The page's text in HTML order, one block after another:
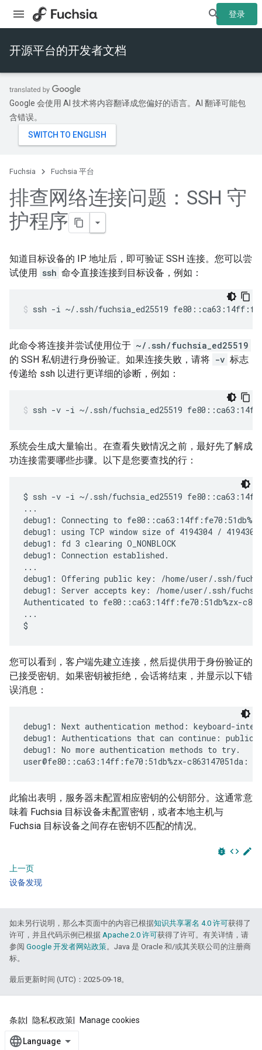
登录
开源平台的开发者文档
Google 会使用 AI 技术将内容翻译成您偏好的语言。AI 翻译可能包
含错误。
Fuchsia Fuchsia 平台
排查网络连接问题：SSH 守
护程序
知道目标设备的 IP 地址后，即可验证 SSH 连接。您可以尝
试使用 ssh 命令直接连接到目标设备，例如：
ssh -i ~/.ssh/fuchsia_ed25519
此命令将连接并尝试使用位于 ~/.ssh/fuchsia_ed25519
的 SSH 私钥进行身份验证。如果连接失败，请将 -v 标志
传递给 ssh 以进行更详细的诊断，例如：
ssh -v -i ~/.ssh/fuchsia_ed25519
系统会生成大量输出。在查看失败情况之前，最好先了解成
功连接需要哪些步骤。以下是您要查找的行：
$ ssh -v -i ~/.ssh/fuchsia_ed25519
...
debug1: Connecting to
debug1: using TCP window size of 4194304 / 4194304
debug1: fd 3 clearing O_NONBLOCK
debug1: Connection established.
...
debug1: Offering public key: /home/user/.ssh/
debug1: Server accepts key: /home/user/.ssh/
Authenticated to fe80::ca63:14ff:fe70:51db%zx-
...
您可以看到，客户端先建立连接，然后提供用于身份验证的
已接受密钥。如果密钥被拒绝，会话将结束，并显示以下错
误消息：
debug1: Next authentication method: keyboard-
debug1: Authentications that can continue:
debug1: No more authentication methods to try.
此输出表明，服务器未配置相应密钥的公钥部分。这通常意
味着 Fuchsia 目标设备未配置密钥，或者本地主机与
Fuchsia 目标设备之间存在密钥不匹配的情况。
bug_report code edit
上一页
设备发现
如未另行说明，那么本页面中的内容已根据知识共享署名 4.0 许可获得了
许可，并且代码示例已根据 Apache 2.0 许可获得了许可。有关详情，请
参阅 Google 开发者网站政策。Java 是 Oracle 和/或其关联公司的注册商
标。
最后更新时间 (UTC)：2025-09-18。
条款 隐私权政策 Manage cookies